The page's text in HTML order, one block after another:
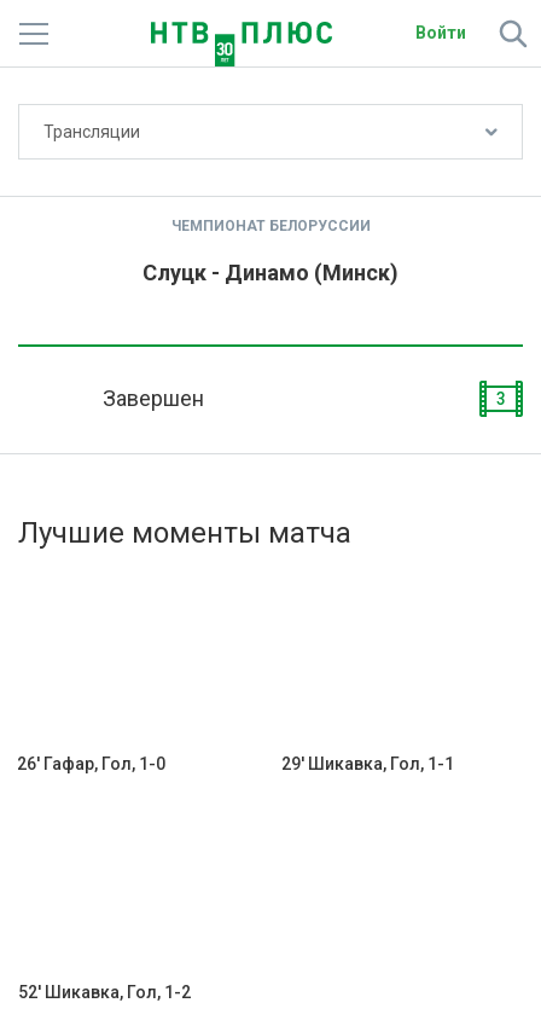
Войти
Активировать промокод
Трансляции
ЧЕМПИОНАТ БЕЛОРУССИИ
Слуцк - Динамо (Минск)
Завершен 3
Лучшие моменты матча
26' Гафар, Гол, 1-0 29' Шикавка, Гол, 1-1
52' Шикавка, Гол, 1-2